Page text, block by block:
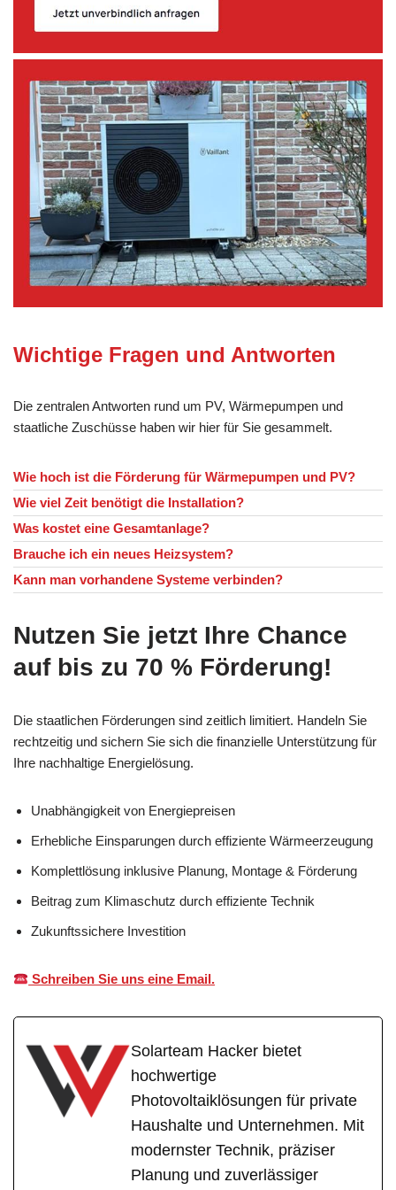
Wichtige Fragen und Antworten
Die zentralen Antworten rund um PV, Wärmepumpen und
staatliche Zuschüsse haben wir hier für Sie gesammelt.
Wie hoch ist die Förderung für Wärmepumpen und PV?
Wie viel Zeit benötigt die Installation?
Was kostet eine Gesamtanlage?
Brauche ich ein neues Heizsystem?
Kann man vorhandene Systeme verbinden?
Nutzen Sie jetzt Ihre Chance
auf bis zu 70 % Förderung!
Die staatlichen Förderungen sind zeitlich limitiert. Handeln Sie
rechtzeitig und sichern Sie sich die finanzielle Unterstützung für
Ihre nachhaltige Energielösung.
Unabhängigkeit von Energiepreisen
Erhebliche Einsparungen durch effiziente Wärmeerzeugung
Komplettlösung inklusive Planung, Montage & Förderung
Beitrag zum Klimaschutz durch effiziente Technik
Zukunftssichere Investition
Schreiben Sie uns eine Email.
Solarteam Hacker bietet
hochwertige
Photovoltaiklösungen für private
Haushalte und Unternehmen. Mit
modernster Technik, präziser
Planung und zuverlässiger